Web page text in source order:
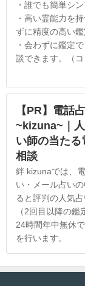
・誰でも簡単シ
・高い霊能力を
ずに精度の高い鑑
・会わずに鑑定
談できます。（
【PR】電話
~kizuna~｜
い師の当たる
相談
絆 kizunaでは、
い・メール占い
ると評判の人気
（2回目以降の鑑
24時間年中無休
を行います。